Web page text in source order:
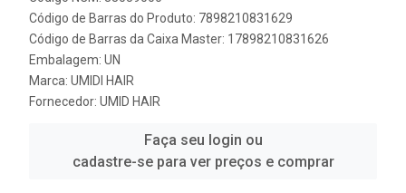
Código de Barras do Produto: 7898210831629
Código de Barras da Caixa Master: 17898210831626
Embalagem: UN
Marca: UMIDI HAIR
Fornecedor: UMID HAIR
Faça seu login ou
cadastre-se para ver preços e comprar